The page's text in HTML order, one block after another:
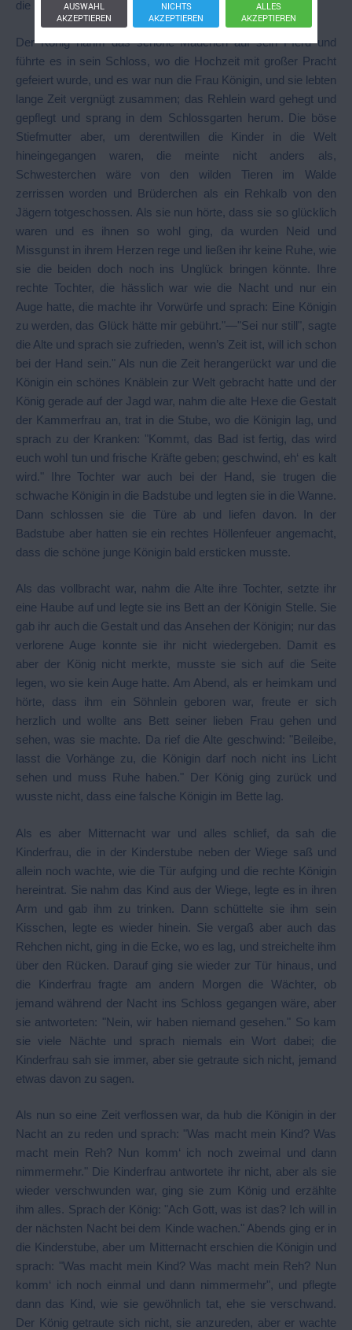
die Hand und ging mit ihm aus dem Waldhäuschen fort.
Der König nahm das schöne Mädchen auf sein Pferd und
führte es in sein Schloss, wo die Hochzeit mit großer Pracht
gefeiert wurde, und es war nun die Frau Königin, und sie lebten
lange Zeit vergnügt zusammen; das Rehlein ward gehegt und
gepflegt und sprang in dem Schlossgarten herum. Die böse
Stiefmutter aber, um derentwillen die Kinder in die Welt
hineingegangen waren, die meinte nicht anders als,
Schwesterchen wäre von den wilden Tieren im Walde
zerrissen worden und Brüderchen als ein Rehkalb von den
Jägern totgeschossen. Als sie nun hörte, dass sie so glücklich
waren und es ihnen so wohl ging, da wurden Neid und
Missgunst in ihrem Herzen rege und ließen ihr keine Ruhe, wie
sie die beiden doch noch ins Unglück bringen könnte. Ihre
rechte Tochter, die hässlich war wie die Nacht und nur ein
Auge hatte, die machte ihr Vorwürfe und sprach: Eine Königin
zu werden, das Glück hätte mir gebührt."—"Sei nur still", sagte
die Alte und sprach sie zufrieden, wenn’s Zeit ist, will ich schon
bei der Hand sein." Als nun die Zeit herangerückt war und die
Königin ein schönes Knäblein zur Welt gebracht hatte und der
König gerade auf der Jagd war, nahm die alte Hexe die Gestalt
der Kammerfrau an, trat in die Stube, wo die Königin lag, und
sprach zu der Kranken: "Kommt, das Bad ist fertig, das wird
euch wohl tun und frische Kräfte geben; geschwind, eh‘ es kalt
wird." Ihre Tochter war auch bei der Hand, sie trugen die
schwache Königin in die Badstube und legten sie in die Wanne.
Dann schlossen sie die Türe ab und liefen davon. In der
Badstube aber hatten sie ein rechtes Höllenfeuer angemacht,
dass die schöne junge Königin bald ersticken musste.
Als das vollbracht war, nahm die Alte ihre Tochter, setzte ihr
eine Haube auf und legte sie ins Bett an der Königin Stelle. Sie
gab ihr auch die Gestalt und das Ansehen der Königin; nur das
verlorene Auge konnte sie ihr nicht wiedergeben. Damit es
aber der König nicht merkte, musste sie sich auf die Seite
legen, wo sie kein Auge hatte. Am Abend, als er heimkam und
hörte, dass ihm ein Söhnlein geboren war, freute er sich
herzlich und wollte ans Bett seiner lieben Frau gehen und
sehen, was sie machte. Da rief die Alte geschwind: "Beileibe,
lasst die Vorhänge zu, die Königin darf noch nicht ins Licht
sehen und muss Ruhe haben." Der König ging zurück und
wusste nicht, dass eine falsche Königin im Bette lag.
Als es aber Mitternacht war und alles schlief, da sah die
Kinderfrau, die in der Kinderstube neben der Wiege saß und
allein noch wachte, wie die Tür aufging und die rechte Königin
hereintrat. Sie nahm das Kind aus der Wiege, legte es in ihren
Arm und gab ihm zu trinken. Dann schüttelte sie ihm sein
Kisschen, legte es wieder hinein. Sie vergaß aber auch das
Rehchen nicht, ging in die Ecke, wo es lag, und streichelte ihm
über den Rücken. Darauf ging sie wieder zur Tür hinaus, und
die Kinderfrau fragte am andern Morgen die Wächter, ob
jemand während der Nacht ins Schloss gegangen wäre, aber
sie antworteten: "Nein, wir haben niemand gesehen." So kam
sie viele Nächte und sprach niemals ein Wort dabei; die
Kinderfrau sah sie immer, aber sie getraute sich nicht, jemand
etwas davon zu sagen.
Als nun so eine Zeit verflossen war, da hub die Königin in der
Nacht an zu reden und sprach: "Was macht mein Kind? Was
macht mein Reh? Nun komm‘ ich noch zweimal und dann
nimmermehr." Die Kinderfrau antwortete ihr nicht, aber als sie
wieder verschwunden war, ging sie zum König und erzählte
ihm alles. Sprach der König: "Ach Gott, was ist das? Ich will in
der nächsten Nacht bei dem Kinde wachen." Abends ging er in
die Kinderstube, aber um Mitternacht erschien die Königin und
sprach: "Was macht mein Kind? Was macht mein Reh? Nun
komm‘ ich noch einmal und dann nimmermehr", und pflegte
dann das Kind, wie sie gewöhnlich tat, ehe sie verschwand.
Der König getraute sich nicht, sie anzureden, aber er wachte
AUSWAHL
AKZEPTIEREN
NICHTS
AKZEPTIEREN
ALLES
AKZEPTIEREN